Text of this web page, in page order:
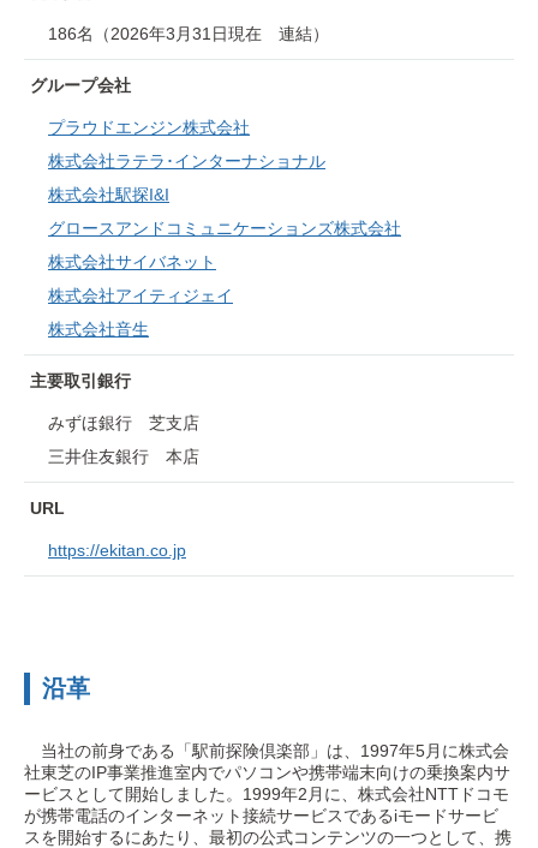
186名（2026年3月31日現在 連結）
グループ会社
プラウドエンジン株式会社
株式会社ラテラ･インターナショナル
株式会社駅探I&I
グロースアンドコミュニケーションズ株式会社
株式会社サイバネット
株式会社アイティジェイ
株式会社音生
主要取引銀行
みずほ銀行 芝支店
三井住友銀行 本店
URL
https://ekitan.co.jp
沿革
当社の前身である「駅前探険倶楽部」は、1997年5月に株式会
社東芝のIP事業推進室内でパソコンや携帯端末向けの乗換案内サ
ービスとして開始しました。1999年2月に、株式会社NTTドコモ
が携帯電話のインターネット接続サービスであるiモードサービ
スを開始するにあたり、最初の公式コンテンツの一つとして、携